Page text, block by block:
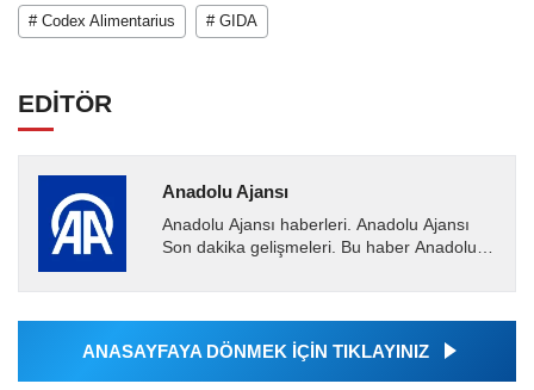
# Codex Alimentarius # GIDA
EDİTÖR
Anadolu Ajansı
Anadolu Ajansı haberleri. Anadolu Ajansı
Son dakika gelişmeleri. Bu haber Anadolu
Ajansı tarafından...
ANASAYFAYA DÖNMEK İÇİN TIKLAYINIZ